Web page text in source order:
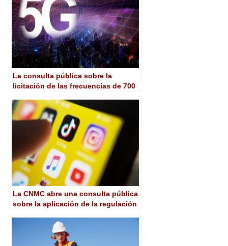
La consulta pública sobre la
licitación de las frecuencias de 700
enero
La CNMC abre una consulta pública
sobre la aplicación de la regulación
intercambio de vídeos